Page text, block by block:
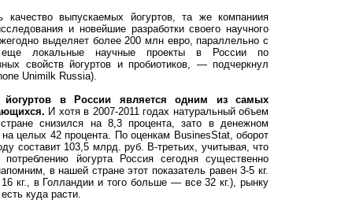
качество выпускаемых йогуртов, та же компаниия
и новейшие разработки своего научного
выделяет более 200 млн евро, параллельно с
локальные научные проекты в России по
свойств йогуртов и пробиотиков, — подчеркнул
Unimilk Russia).
йогуртов в России является одним из самых
И хотя в 2007-2011 годах натуральный объем
снизился на 8,3 процента, зато в денежном
целых 42 процента. По оценкам BusinesStat, оборот
составит 103,5 млрд. руб. В-третьих, учитывая, что
йогурта Россия сегодня существенно
в нашей стране этот показатель равен 3-5 кг.
кг., в Голландии и того больше — все 32 кг.), рынку
куда расти.